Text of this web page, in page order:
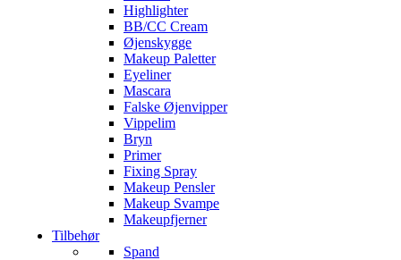
Highlighter
BB/CC Cream
Øjenskygge
Makeup Paletter
Eyeliner
Mascara
Falske Øjenvipper
Vippelim
Bryn
Primer
Fixing Spray
Makeup Pensler
Makeup Svampe
Makeupfjerner
Tilbehør
Spand